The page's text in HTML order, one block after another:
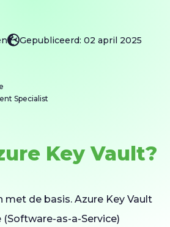
Specialist
Gepubliceerd: 02 april 2025
Key Vault?
met de basis. Azure Key Vault
(Software-as-a-Service)